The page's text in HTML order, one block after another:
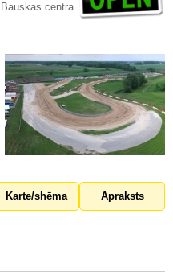
centra
Karte/shēma Apraksts